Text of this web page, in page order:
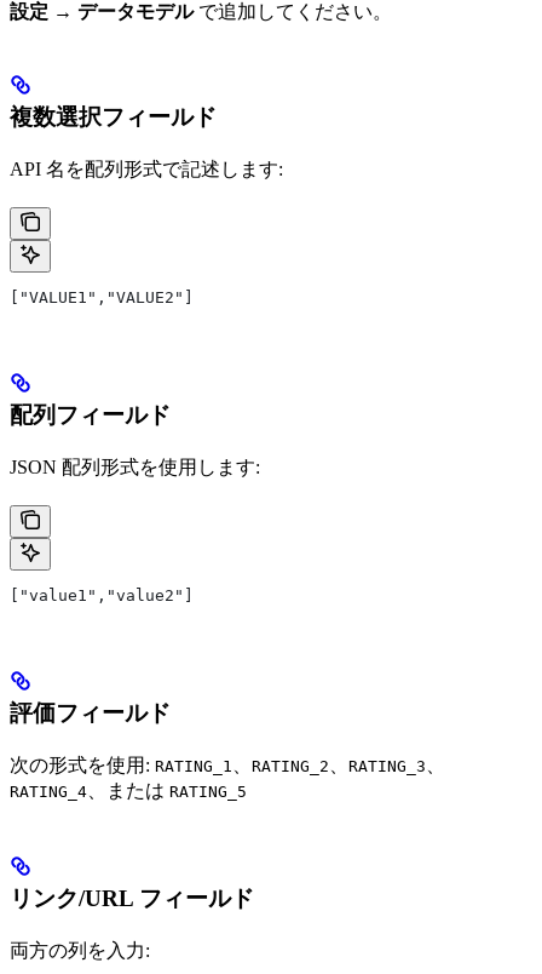
設定 → データモデルで追加してください。
複数選択フィールド
API 名を配列形式で記述します:
["VALUE1","VALUE2"]
配列フィールド
JSON 配列形式を使用します:
["value1","value2"]
評価フィールド
次の形式を使用: RATING_1 RATING_2 RATING_3
RATING_4 、または RATING_5
リンク/URL フィールド
両方の列を入力: